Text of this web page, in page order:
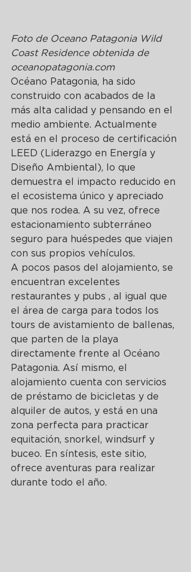
Foto de Oceano Patagonia Wild
Coast Residence obtenida de
oceanopatagonia.com
Océano Patagonia, ha sido
construido con acabados de la
más alta calidad y pensando en el
medio ambiente. Actualmente
está en el proceso de certificación
LEED (Liderazgo en Energía y
Diseño Ambiental), lo que
demuestra el impacto reducido en
el ecosistema único y apreciado
que nos rodea. A su vez, ofrece
estacionamiento subterráneo
seguro para huéspedes que viajen
con sus propios vehículos.
A pocos pasos del alojamiento, se
encuentran excelentes
restaurantes y pubs , al igual que
el área de carga para todos los
tours de avistamiento de ballenas,
que parten de la playa
directamente frente al Océano
Patagonia. Así mismo, el
alojamiento cuenta con servicios
de préstamo de bicicletas y de
alquiler de autos, y está en una
zona perfecta para practicar
equitación, snorkel, windsurf y
buceo. En síntesis, este sitio,
ofrece aventuras para realizar
durante todo el año.